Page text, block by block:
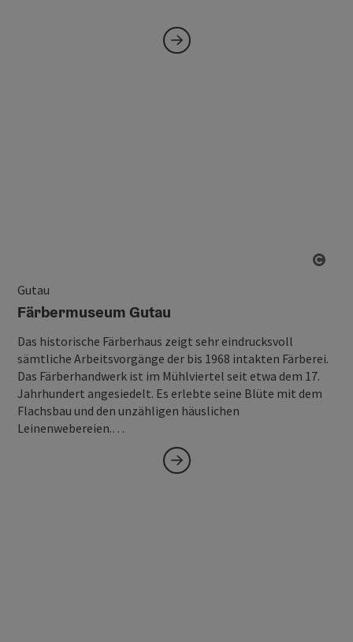
Gutau
Färbermuseum Gutau
Das historische Färberhaus zeigt sehr eindrucksvoll
sämtliche Arbeitsvorgänge der bis 1968 intakten Färberei.
Das Färberhandwerk ist im Mühlviertel seit etwa dem 17.
Jahrhundert angesiedelt. Es erlebte seine Blüte mit dem
Flachsbau und den unzähligen häuslichen
Leinenwebereien.…